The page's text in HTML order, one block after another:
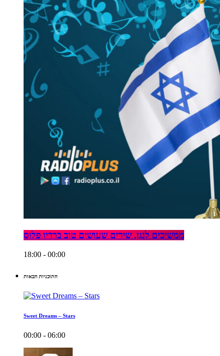
ממשיכים לנגן. שירים שעושים טוב ברדיו פלוס
18:00 - 00:00
התוכניות הבאות
Sweet Dreams – Stars
00:00 - 06:00